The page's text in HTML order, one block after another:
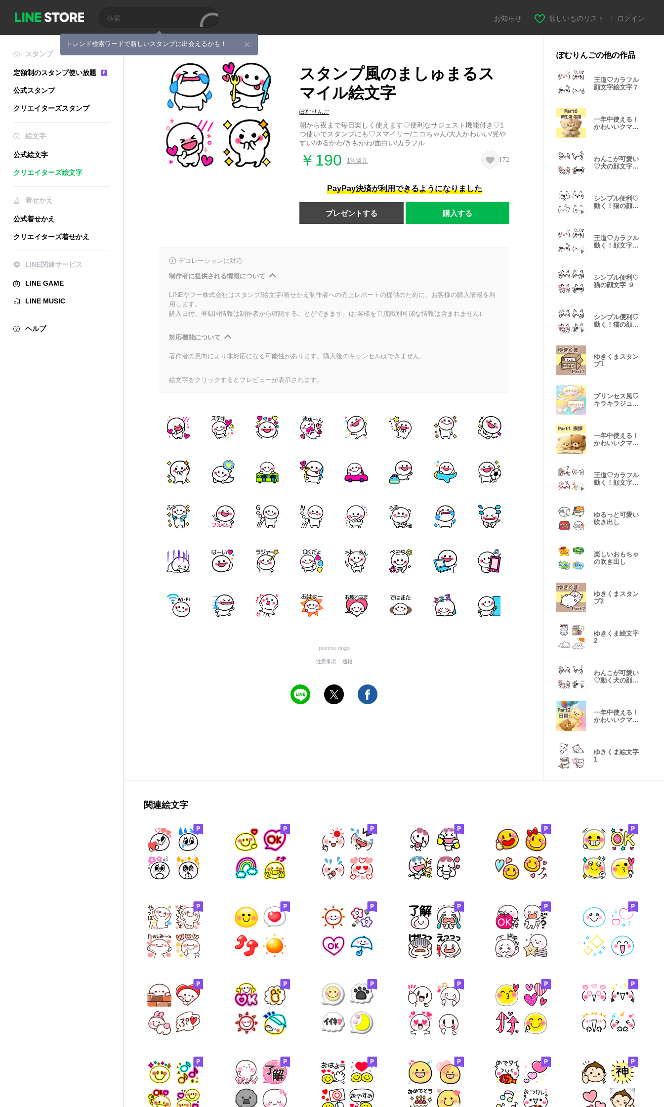
トレンド検索ワードで新しいスタンプに出会えるかも！
お知らせ 欲しいものリスト ログイン
スタンプ
定額制のスタンプ使い放題
公式スタンプ
クリエイターズスタンプ
絵文字
公式絵文字
クリエイターズ絵文字
着せかえ
公式着せかえ
クリエイターズ着せかえ
LINE関連サービス
LINE GAME
LINE MUSIC
ヘルプ
スタンプ風のましゅまるス
マイル絵文字
ぽむりんご
朝から夜まで毎日楽しく使えます♡便利なサジェスト機能付き♡1
つ使いでスタンプにも♡スマイリー/ニコちゃん/大人かわいい/見や
すい/ゆるかわ/きもかわ/面白い/カラフル
￥190 1%還元 172
PayPay決済が利用できるようになりました
プレゼントする 購入する
デコレーションに対応
制作者に提供される情報について
LINEヤフー株式会社はスタンプ/絵文字/着せかえ制作者への売上レポートの提供のために、お客様の購入情報を利
用します。
購入日付、登録国情報は制作者から確認することができます。(お客様を直接識別可能な情報は含まれません)
対応機能について
著作者の意向により非対応になる可能性があります。購入後のキャンセルはできません。
絵文字をクリックするとプレビューが表示されます。
pomme ringo
注意事項 通報
ぽむりんごの他の作品
王道♡カラフル
顔文字絵文字７
一年中使える！
かわいいクマの
わんこが可愛い
♡犬の顔文字絵
シンプル便利♡
動く！猫の顔文
王道♡カラフル
動く！顔文字絵
シンプル便利♡
猫の顔文字 ９
シンプル便利♡
動く！猫の顔文
ゆきくまスタン
プ1
プリンセス風♡
キラキラジュエ
一年中使える！
かわいいクマの
王道♡カラフル
動く！顔文字絵
ゆるっと可愛い
吹き出し
楽しいおもちゃ
の吹き出し
ゆきくまスタン
プ2
ゆきくま絵文字
2
わんこが可愛い
♡動く犬の顔文
一年中使える！
かわいいクマの
ゆきくま絵文字
1
関連絵文字